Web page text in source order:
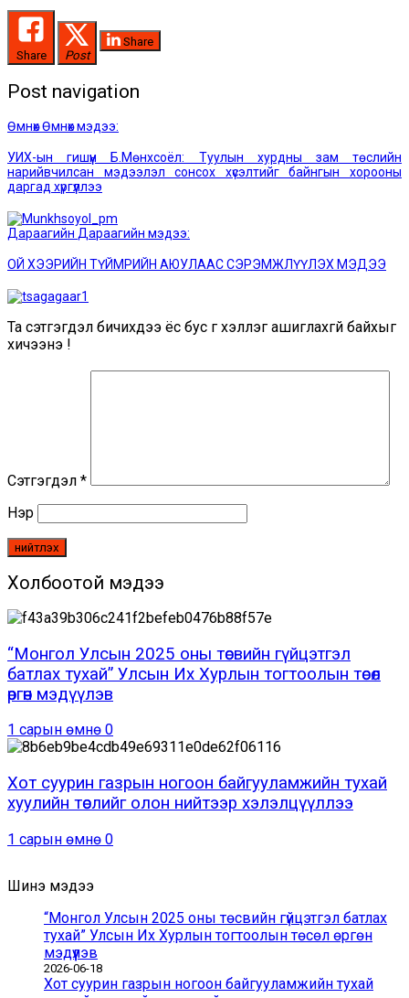
Share Post
Share
Post navigation
ӨмнөхӨмнөх мэдээ:
УИХ-ын гишүүн Б.Мөнхсоёл: Туулын хурдны зам төслийн
нарийвчилсан мэдээлэл сонсох хүсэлтийг байнгын хорооны
даргад хүргүүллээ
Дараагийн Дараагийн мэдээ:
ОЙ ХЭЭРИЙН ТҮЙМРИЙН АЮУЛААС СЭРЭМЖЛҮҮЛЭХ МЭДЭЭ
Та сэтгэгдэл бичихдээ ёс бус үг хэллэг ашиглахгүй байхыг
хичээнэ үү!
Сэтгэгдэл *
Нэр
Холбоотой мэдээ
“Монгол Улсын 2025 оны төсвийн гүйцэтгэл
батлах тухай” Улсын Их Хурлын тогтоолын төсөл
өргөн мэдүүлэв
1 сарын өмнө 0
Хот суурин газрын ногоон байгууламжийн тухай
хуулийн төслийг олон нийтээр хэлэлцүүллээ
1 сарын өмнө 0
Шинэ мэдээ
“Монгол Улсын 2025 оны төсвийн гүйцэтгэл батлах
тухай” Улсын Их Хурлын тогтоолын төсөл өргөн
мэдүүлэв
2026-06-18
Хот суурин газрын ногоон байгууламжийн тухай